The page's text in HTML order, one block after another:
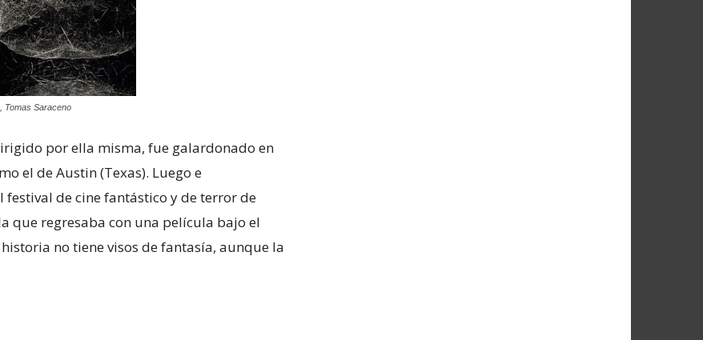
Tomas Saraceno
por ella misma, fue galardonado en
el de Austin (Texas). Luego e
de cine fantástico y de terror de
que regresaba con una película bajo el
no tiene visos de fantasía, aunque la